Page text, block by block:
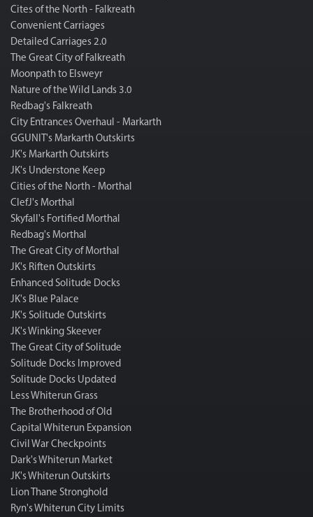
Cites of the North - Falkreath
Convenient Carriages
Detailed Carriages 2.0
Тhe Great City of Falkreath
Moonpath to Elsweyr
Nature of the Wild Lands 3.0
Redbag's Falkreath
City Entrances Overhaul - Markarth
GGUNIT's Markarth Outskirts
JK's Markarth Outskirts
JK's Understone Keep
Cities of the North - Morthal
ClefJ's Morthal
Skyfall's Fortified Morthal
Redbag's Morthal
The Great City of Morthal
JK's Riften Outskirts
Enhanced Solitude Docks
JK's Blue Palace
JK's Solitude Outskirts
JK's Winking Skeever
The Great City of Solitude
Solitude Docks Improved
Solitude Docks Updated
Less Whiterun Grass
The Brotherhood of Old
Capital Whiterun Expansion
Civil War Checkpoints
Dark's Whiterun Market
JK's Whiterun Outskirts
Lion Thane Stronghold
Ryn's Whiterun City Limits